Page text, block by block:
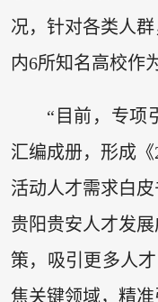
况，针对各类人
内6所知名高校作
“目前，专项
汇编成册，形成
活动人才需求白
贵阳贵安人才发
策，吸引更多人
焦关键领域，精